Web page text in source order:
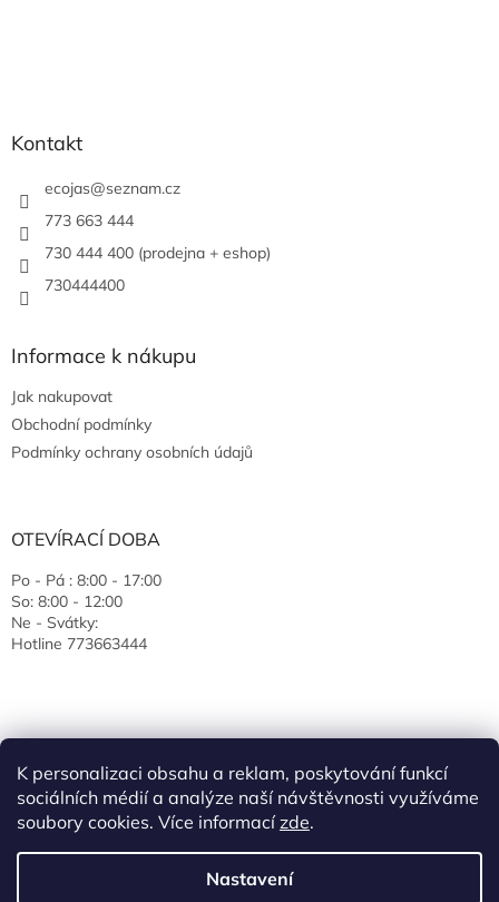
K personalizaci obsahu a reklam, poskytování funkcí
sociálních médií a analýze naší návštěvnosti využíváme
soubory cookies. Více informacízde.
Nastavení
Kontakt
ecojas@seznam.cz
773 663 444
730 444 400 (prodejna + eshop)
730444400
Informace k nákupu
Jak nakupovat
Obchodní podmínky
Podmínky ochrany osobních údajů
OTEVÍRACÍ DOBA
Po - Pá : 8:00 - 17:00
So: 8:00 - 12:00
Ne - Svátky:
Hotline 773663444